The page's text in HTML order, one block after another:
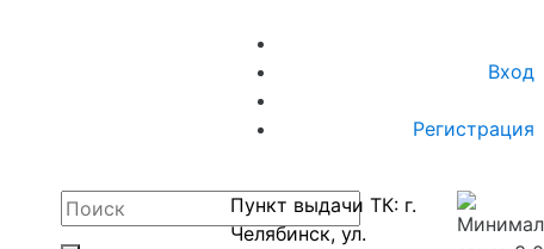
Вход
Регистрация
Пункт выдачи ТК: г.
Челябинск, ул.